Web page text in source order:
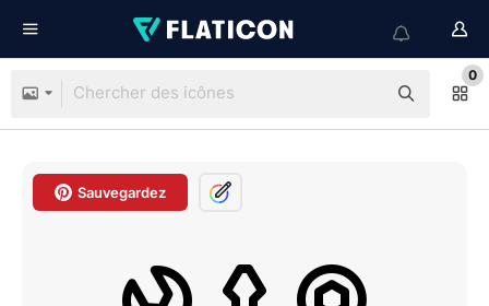
0
Sauvegardez